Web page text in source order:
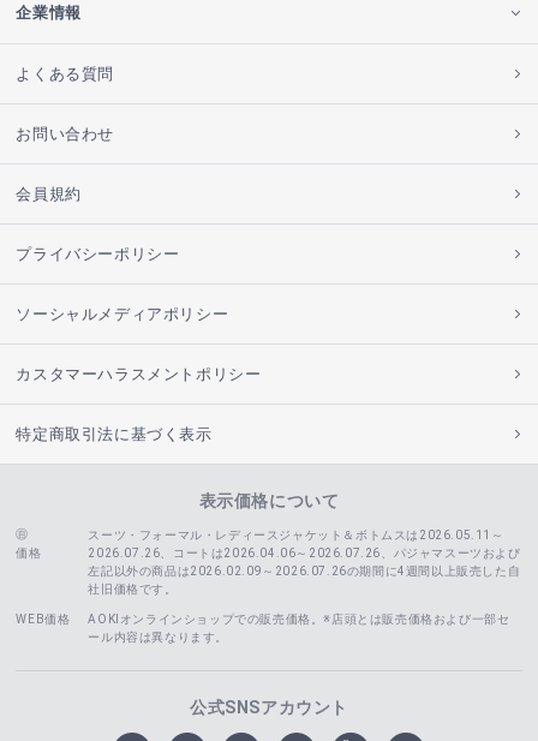
企業情報
よくある質問
お問い合わせ
会員規約
プライバシーポリシー
ソーシャルメディアポリシー
カスタマーハラスメントポリシー
特定商取引法に基づく表示
表示価格について
価格
スーツ・フォーマル・レディースジャケット＆ボトムスは2026.05.11～
2026.07.26、コートは2026.04.06～2026.07.26、
パジャマスーツおよび
左記以外の商品は2026.02.09～2026.07.26の期間に4週間以上販売した自
社旧価格です。
WEB価格
AOKIオンラインショップでの販売価格。※店頭とは販売価格および一部セ
ール内容は異なります。
公式SNSアカウント